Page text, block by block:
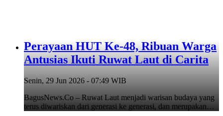
Perayaan HUT Ke-48, Ribuan Warga
Antusias Ikuti Ruwat Laut di Carita
Senin, 29 Jun 2026 - 07:49 WIB
BagusNews.Co – Ruwat Laut menjadi warisan budaya yang
terus diwariskan dari generasi ke generasi, dan merupakan…